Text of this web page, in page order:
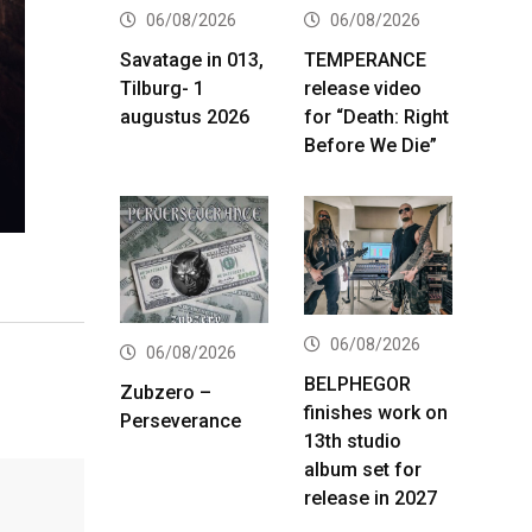
06/08/2026
Savatage in 013,
Tilburg- 1
augustus 2026
06/08/2026
TEMPERANCE
release video
for “Death: Right
Before We Die”
06/08/2026
Zubzero –
Perseverance
06/08/2026
BELPHEGOR
finishes work on
13th studio
album set for
release in 2027